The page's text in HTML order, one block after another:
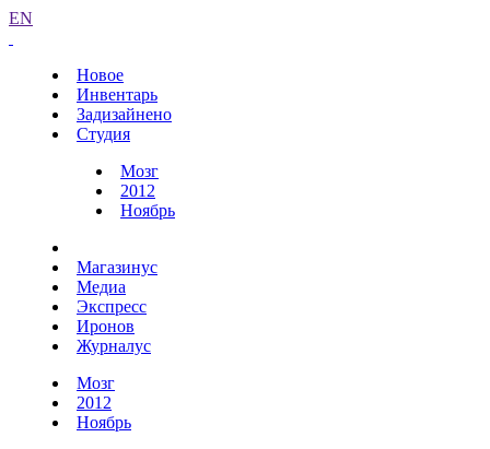
EN
Новое
Инвентарь
Задизайнено
Студия
Мозг
2012
Ноябрь
Магазинус
Медиа
Экспресс
Иронов
Журналус
Мозг
2012
Ноябрь